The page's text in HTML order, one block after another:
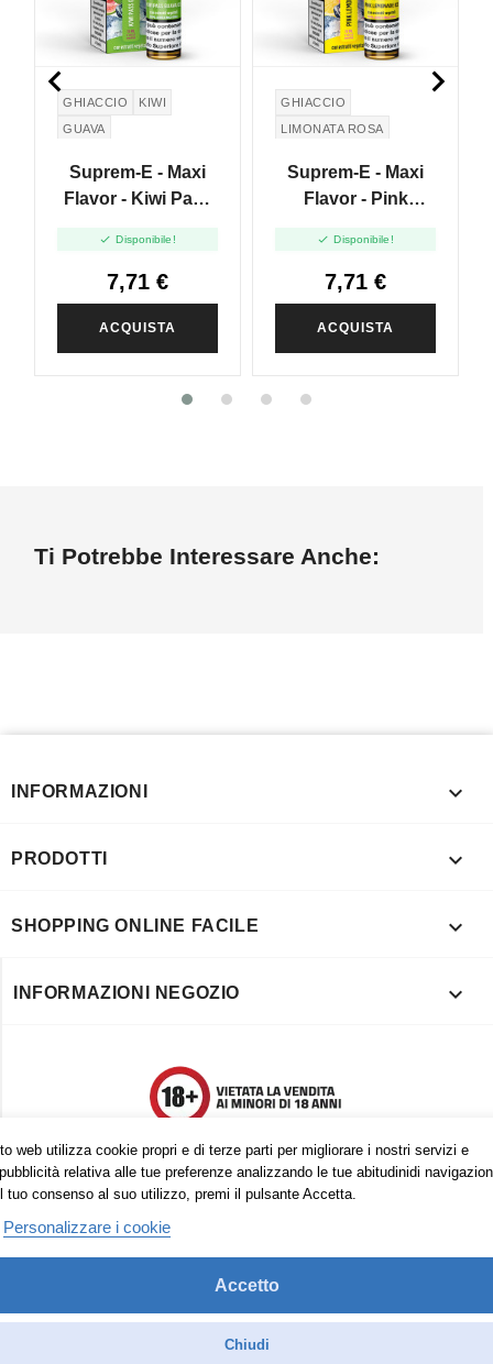
GHIACCIO
KIWI
GUAVA
Suprem-E - Maxi
Flavor - Kiwi Pass
Mix 10+10
 Disponibile!
7,71 €
ACQUISTA
GHIACCIO
LIMONATA ROSA
Suprem-E - Maxi
Flavor - Pink
Mini Mix 10+10
 Disponibile!
7,71 €
ACQUISTA
 
Ti Potrebbe Interessare Anche:
web utilizza cookie propri e di terze parti per migliorare i nostri servizi e
relativa alle tue preferenze analizzando le tue abitudinidi
tuo consenso al suo utilizzo, premi il pulsante Accetta.
Personalizzare i cookie
Accetto
Chiudi
INFORMAZIONI 
PRODOTTI 
SHOPPING ONLINE FACILE 
INFORMAZIONI NEGOZIO 
Trovaci anche su: